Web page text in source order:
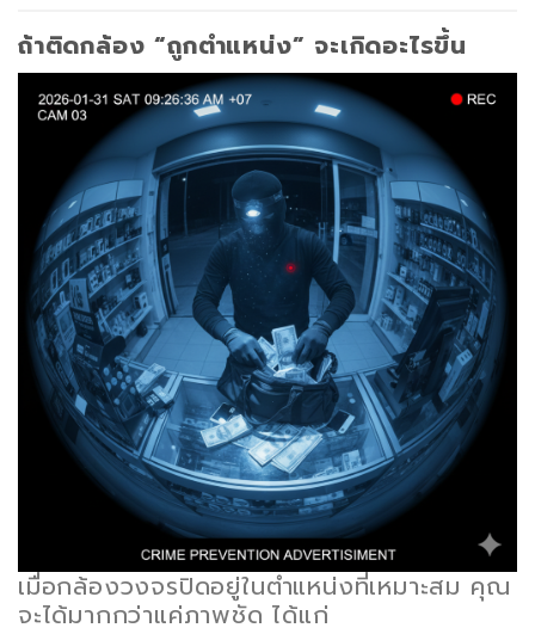
ถ้าติดกล้อง “ถูกตำแหน่ง” จะเกิดอะไรขึ้น
เมื่อกล้องวงจรปิดอยู่ในตำแหน่งที่เหมาะสม คุณ
จะได้มากกว่าแค่ภาพชัด ได้แก่